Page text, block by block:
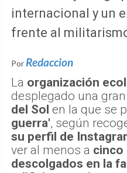
internacional y un
frente al
Por Redaccion
La organización
desplegado una gran
del Sol en la que se
guerra', según
su perfil de
ver al menos a cinco
descolgados en la